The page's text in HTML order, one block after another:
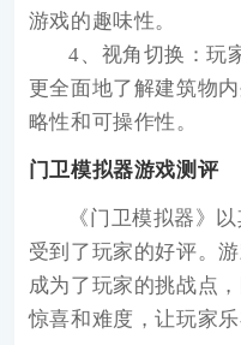
游戏的趣味性。
4、视角切换：玩
更全面地了解建筑物
略性和可操作性。
门卫模拟器游戏测评
《门卫模拟器》
受到了玩家的好评。
成为了玩家的挑战点
惊喜和难度，让玩家乐